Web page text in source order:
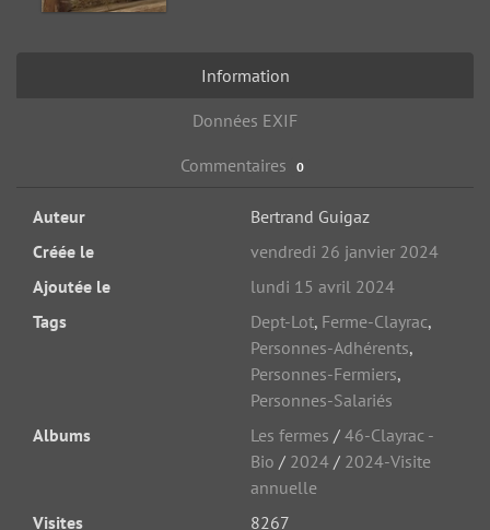
Information
Données EXIF
Commentaires 0
Auteur
Bertrand Guigaz
Créée le
vendredi 26 janvier 2024
Ajoutée le
lundi 15 avril 2024
Tags
Dept-Lot, Ferme-Clayrac,
Personnes-Adhérents,
Personnes-Fermiers,
Personnes-Salariés
Albums
Les fermes / 46-Clayrac -
Bio / 2024/ 2024-Visite
annuelle
Visites
8267